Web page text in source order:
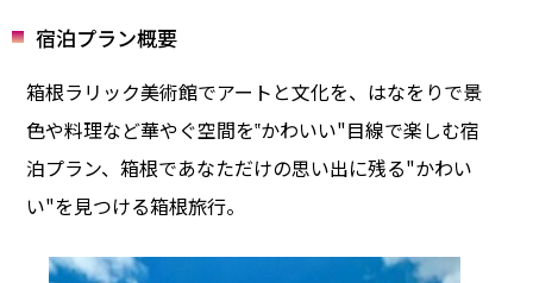
宿泊プラン概要
箱根ラリック美術館でアートと文化を、はなをりで景
色や料理など華やぐ空間を‟かわいい"目線で楽しむ宿
泊プラン、箱根であなただけの思い出に残る"かわい
い"を見つける箱根旅行。